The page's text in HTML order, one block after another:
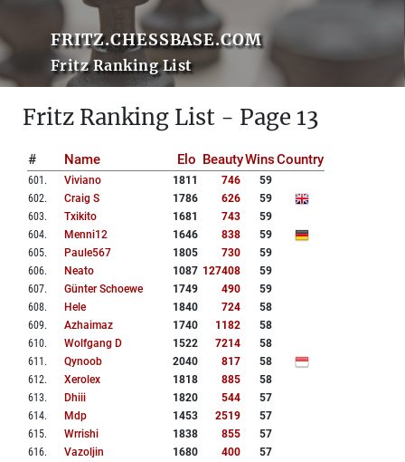
FRITZ.CHESSBASE.COM
Fritz Ranking List
Fritz Ranking List - Page 13
# Name Elo BeautyWinsCountry
601 . Viviano 1811 746
59
602. Craig S 1786 626
59
603. Txikito 1681 743
59
604. Menni12 1646 838
59
605. Paule567 1805 730
59
606. Neato 1087 127408
59
607. Günter Schoewe 1749 490
59
608. Hele 1840 724
58
609. Azhaimaz 1740 1182
58
610. Wolfgang D 1522 7214
58
611 . Qynoob 2040 817
58
612. Xerolex 1818 885
58
613. Dhiii 1820 544
57
614. Mdp 1453 2519
57
615. Wrrishi 1838 855
57
616. Vazoljin 1680 400
57